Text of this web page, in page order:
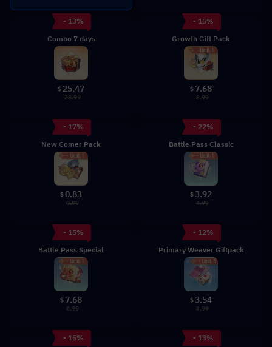
- 13%
Combo 7 days
$ 25.47
28.99
- 15%
Growth Gift Pack
$ 7.68
8.99
- 17%
New Comer Pack
$0.83
0.99
- 22%
Battle Pass Classic
$3.92
4.99
- 15%
Battle Pass Special
$ 7.68
8.99
- 12%
Primary Weaver Giftpack
$3.54
3.99
- 15%
- 13%